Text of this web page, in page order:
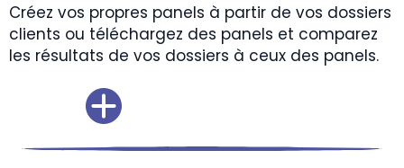
Créez vos propres panels à partir de vos dossiers
clients ou téléchargez des panels et comparez
les résultats de vos dossiers à ceux des panels.